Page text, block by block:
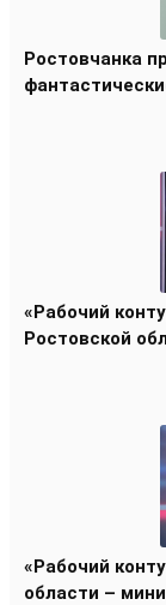
Ростовчанка
«Рабочий
Ростовской
«Рабочий
области –